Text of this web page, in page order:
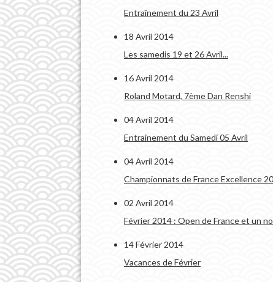
Entraînement du 23 Avril
18 Avril 2014
Les samedis 19 et 26 Avril...
16 Avril 2014
Roland Motard, 7ème Dan Renshi
04 Avril 2014
Entrainement du Samedi 05 Avril
04 Avril 2014
Championnats de France Excellence
02 Avril 2014
Février 2014 : Open de France et un
14 Février 2014
Vacances de Février